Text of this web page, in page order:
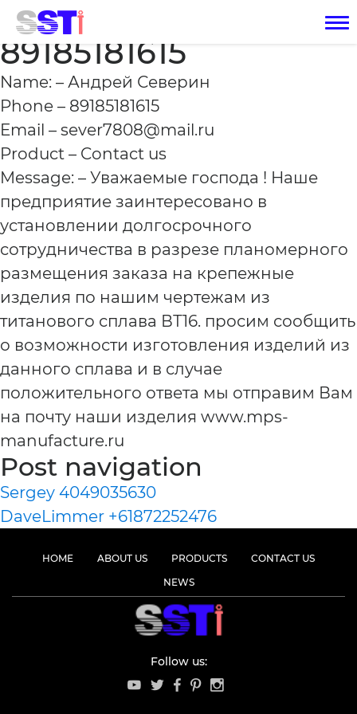
Андрей Северин
89185181615
Name: – Андрей Северин
Phone – 89185181615
Email – sever7808@mail.ru
Product – Contact us
Message: – Уважаемые господа ! Наше
предприятие заинтересовано в
установлении долгосрочного
сотрудничества в разрезе планомерного
размещения заказа на крепежные
изделия по нашим чертежам из
титанового сплава ВТ16. просим сообщить
о возможности изготовления изделий из
данного сплава и в случае
положительного ответа мы отправим Вам
на почту наши изделия www.mps-
manufacture.ru
Post navigation
Sergey 4049035630
DaveLimmer +61872252476
HOME ABOUT US PRODUCTS
CONTACT US
NEWS
Follow us: